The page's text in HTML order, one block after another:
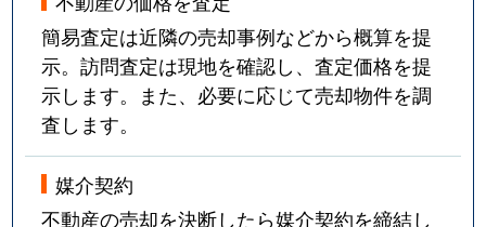
簡易査定は近隣の売却事例などから概算を提
示。訪問査定は現地を確認し、査定価格を提
示します。また、必要に応じて売却物件を調
査します。
媒介契約
不動産の売却を決断したら媒介契約を締結し